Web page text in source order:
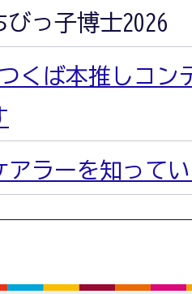
びっ子博士2026
つくば本推しコ
アラーを知って